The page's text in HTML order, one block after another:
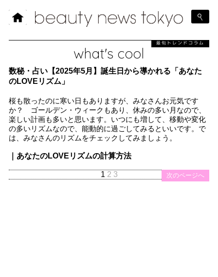
what's cool
最旬トレンドコラム
数秘・占い【2025年5月】誕生日から導かれる「あなた
のLOVEリズム」
桜も散ったのに寒い日もありますが、みなさんお元気です
か？ ゴールデン・ウィークもあり、休みの多い月なので、
楽しい計画も多いと思います。いつにも増して、移動や変化
の多いリズムなので、能動的に過ごしてみるといいです。で
は、みなさんのリズムをチェックしてみましょう。
｜あなたのLOVEリズムの計算方法
次のページへ
1 2 3